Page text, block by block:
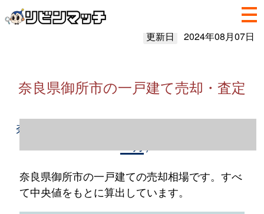
更新日 2024年08月07日
奈良県御所市の一戸建て売却・査定
奈良県御所市の一戸建て売却情報（2023年1
奈良県御所市の一戸建ての売却相場です。すべ
て中央値をもとに算出しています。